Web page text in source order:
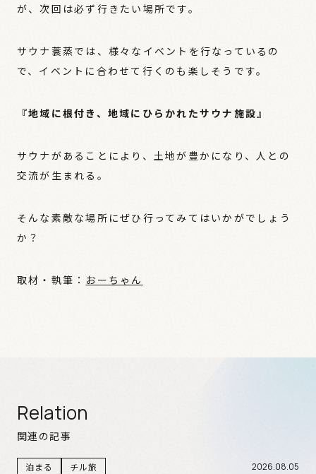
が、次回は必ず行きたい場所です。
サウナ蓑蒸では、様々なイベントを行なっているの
で、イベントに合わせて行くのも楽しそうです。
『地域に根付き、地域にひらかれたサウナ施設』
サウナがあることにより、土地が豊かになり、人との
交流が生まれる。
そんな素敵な場所にぜひ行ってみてはいかがでしょう
か？
取材・執筆： おーちゃん
Relation
関連の記事
泊まる チル旅 2026.08.05